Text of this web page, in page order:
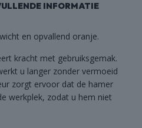
INFORMATIE
en opvallend oranje.
kracht met gebruiksgemak.
u langer zonder vermoeid
zorgt ervoor dat de hamer
werkplek, zodat u hem niet